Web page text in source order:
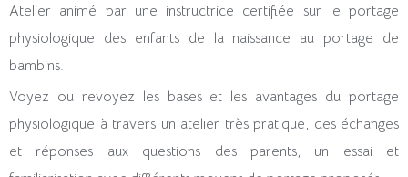
Atelier animé par une instructrice certifiée sur le portage
physiologique des enfants de la naissance au portage de
bambins.
Voyez ou revoyez les bases et les avantages du portage
physiologique à travers un atelier très pratique, des échanges
et réponses aux questions des parents, un essai et